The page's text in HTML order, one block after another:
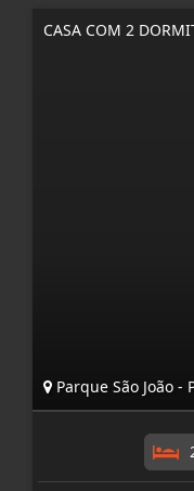
CASA COM 2
Parque São João -